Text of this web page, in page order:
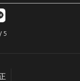
5